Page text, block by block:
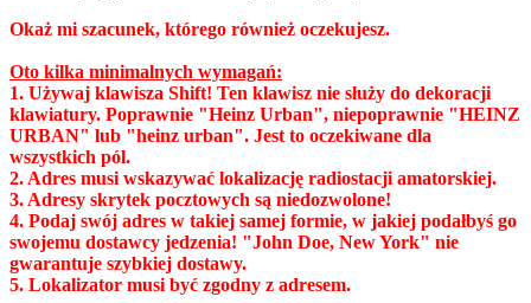
Okaż mi szacunek, którego również oczekujesz.
Oto kilka minimalnych wymagań:
1. Używaj klawisza Shift! Ten klawisz nie służy do dekoracji
klawiatury. Poprawnie "Heinz Urban", niepoprawnie "HEINZ
URBAN" lub "heinz urban". Jest to oczekiwane dla
wszystkich pól.
2. Adres musi wskazywać lokalizację radiostacji amatorskiej.
3. Adresy skrytek pocztowych są niedozwolone!
4. Podaj swój adres w takiej samej formie, w jakiej podałbyś go
swojemu dostawcy jedzenia! "John Doe, New York" nie
gwarantuje szybkiej dostawy.
5. Lokalizator musi być zgodny z adresem.